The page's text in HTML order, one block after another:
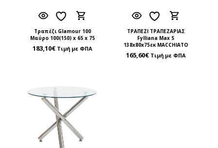
Τραπέζι Glamour 100
Mαύρο 100(150) x 65 x 75
183,10€ Τιμή με ΦΠΑ
ΤΡΑΠΕΖΙ ΤΡΑΠΕΖΑΡΙΑΣ
Fylliana Max S
138x80x75εκ MACCHIATO
165,60€ Τιμή με ΦΠΑ